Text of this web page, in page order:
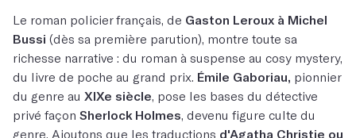
Le roman policier français, de Gaston Leroux à Michel
Bussi (dès sa première parution), montre toute sa
richesse narrative : du roman à suspense au cosy mystery,
du livre de poche au grand prix. Émile Gaboriau, pionnier
du genre au XIXe siècle, pose les bases du détective
privé façon Sherlock Holmes, devenu figure culte du
genre. Ajoutons que les traductions d'Agatha Christie ou